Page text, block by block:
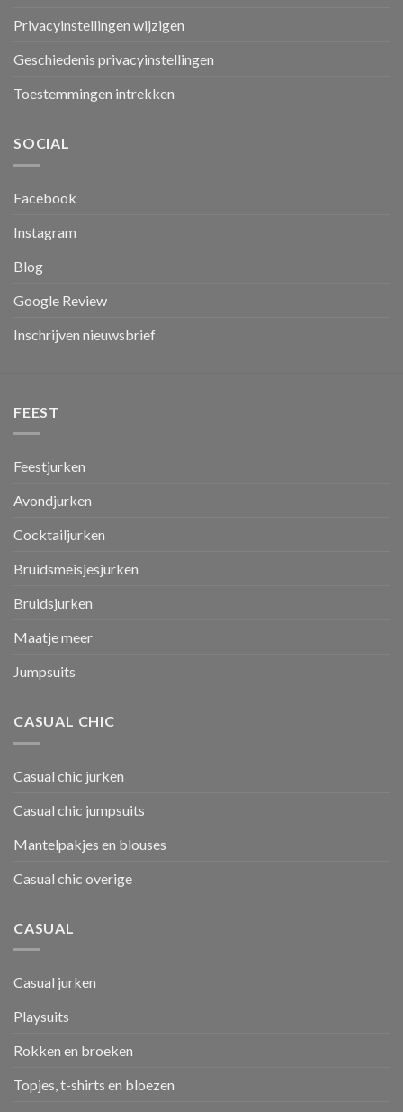
Privacyinstellingen wijzigen
Geschiedenis privacyinstellingen
Toestemmingen intrekken
SOCIAL
Facebook
Instagram
Blog
Google Review
Inschrijven nieuwsbrief
FEEST
Feestjurken
Avondjurken
Cocktailjurken
Bruidsmeisjesjurken
Bruidsjurken
Maatje meer
Jumpsuits
CASUAL CHIC
Casual chic jurken
Casual chic jumpsuits
Mantelpakjes en blouses
Casual chic overige
CASUAL
Casual jurken
Playsuits
Rokken en broeken
Topjes, t-shirts en bloezen